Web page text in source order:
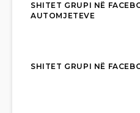
SHITET GRUPI NË
AUTOMJETEVE
SHITET GRUPI NË